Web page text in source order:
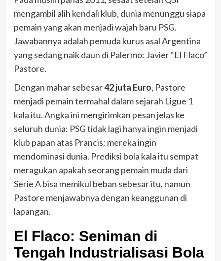
mengambil alih kendali klub, dunia menunggu siapa
pemain yang akan menjadi wajah baru PSG.
Jawabannya adalah pemuda kurus asal Argentina
yang sedang naik daun di Palermo: Javier “El Flaco”
Pastore.
Dengan mahar sebesar42 juta Euro, Pastore
menjadi pemain termahal dalam sejarah Ligue 1
kala itu. Angka ini mengirimkan pesan jelas ke
seluruh dunia: PSG tidak lagi hanya ingin menjadi
klub papan atas Prancis; mereka ingin
mendominasi dunia. Prediksi bola kala itu sempat
meragukan apakah seorang pemain muda dari
Serie A bisa memikul beban sebesar itu, namun
Pastore menjawabnya dengan keanggunan di
lapangan.
El Flaco: Seniman di
Tengah Industrialisasi Bola